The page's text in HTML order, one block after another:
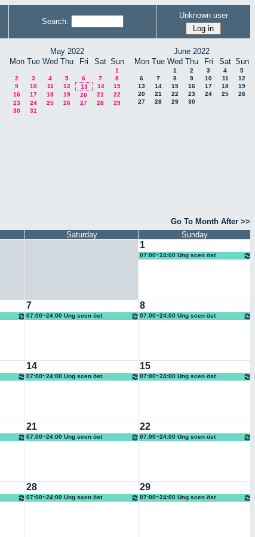
Search:
Unknown user
May 2022
Mon Tue Wed Thu Fri Sat Sun
1
2
3 4 5 6 7
8
9
10 11 12 13 14
15
16
17 18 19 20 21
22
23
24 25 26 27 28
29
30
31
June 2022
Mon Tue Wed Thu Fri Sat Sun
1 2 3 4
5
6
7 8 9 10 11
12
13
14 15 16 17 18
19
20
21 22 23 24 25
26
27
28 29 30
Go To Month After >>
Saturday Sunday
1
07:00~24:00 Ung scen öst
7
07:00~24:00 Ung scen öst
8
07:00~24:00 Ung scen öst
14
07:00~24:00 Ung scen öst
15
07:00~24:00 Ung scen öst
21
07:00~24:00 Ung scen öst
22
07:00~24:00 Ung scen öst
28
07:00~24:00 Ung scen öst
29
07:00~24:00 Ung scen öst